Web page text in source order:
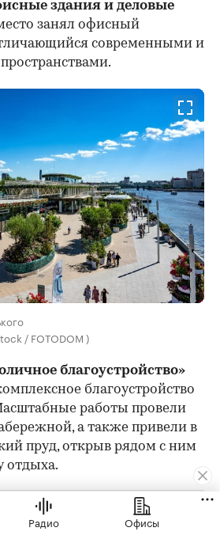
здания и деловые
занял офисный
современными и
/ FOTODOM )
благоустройство»
благоустройство
работы провели
а также привели в
пруд, открыв рядом с ним
отдыха.
бюро Marks Group
на концепцию проекта
Радио Офисы